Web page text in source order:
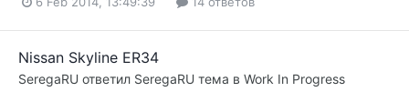
Nissan Skyline ER34
SeregaRU ответил SeregaRU тема в Work In Progress